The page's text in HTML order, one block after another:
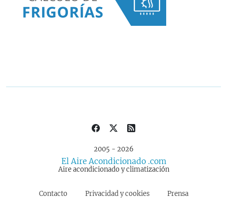
2005 - 2026
El Aire Acondicionado .com
Aire acondicionado y climatización
Contacto Privacidad y cookies Prensa